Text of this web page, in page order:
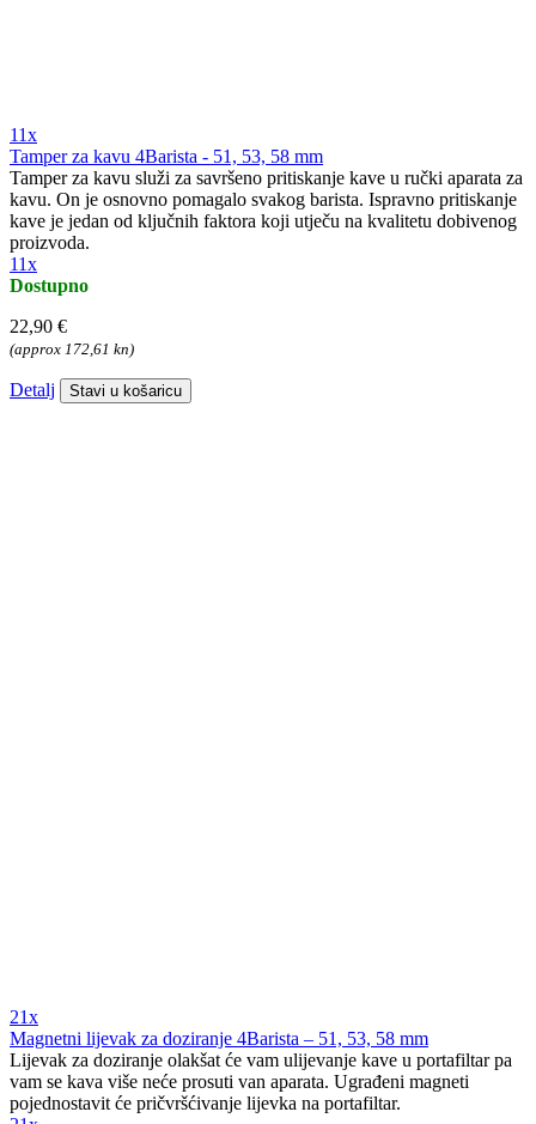
11x
Tamper za kavu 4Barista - 51, 53, 58 mm
Tamper za kavu služi za savršeno pritiskanje kave u ručki aparata za
kavu. On je osnovno pomagalo svakog barista. Ispravno pritiskanje
kave je jedan od ključnih faktora koji utječu na kvalitetu dobivenog
proizvoda.
11x
Dostupno
22,90 €
(approx 172,61 kn)
Detalj Stavi u košaricu
21x
Magnetni lijevak za doziranje 4Barista – 51, 53, 58 mm
Lijevak za doziranje olakšat će vam ulijevanje kave u portafiltar pa
vam se kava više neće prosuti van aparata. Ugrađeni magneti
pojednostavit će pričvršćivanje lijevka na portafiltar.